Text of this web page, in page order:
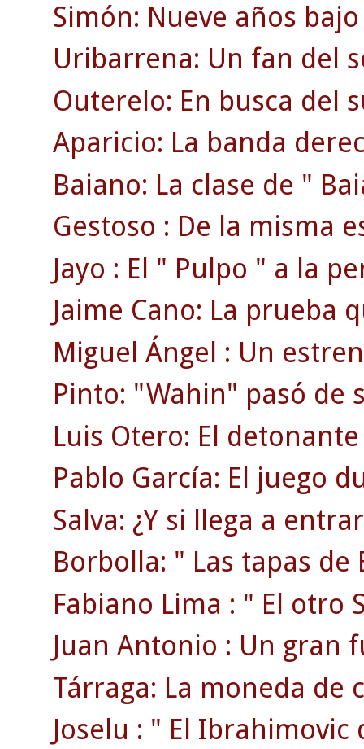
Simón: Nueve años
Uribarrena: Un fan del
Outerelo: En busca del
Aparicio: La banda
Baiano: La clase de "
Gestoso : De la misma
Jayo : El " Pulpo " a la
Jaime Cano: La prueba
Miguel Ángel : Un
Pinto: "Wahin" pasó de
Luis Otero: El
Pablo García: El juego
Salva: ¿Y si llega a
Borbolla: " Las tapas de
Fabiano Lima : " El otro
Juan Antonio : Un gran
Tárraga: La moneda de
Joselu : " El Ibrahimovic